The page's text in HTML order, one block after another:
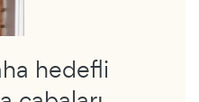
hedefli